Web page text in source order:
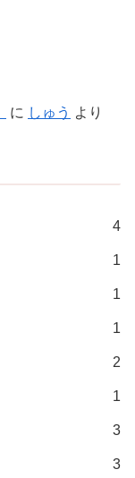
に しゅう より
4
1
1
1
2
1
3
3